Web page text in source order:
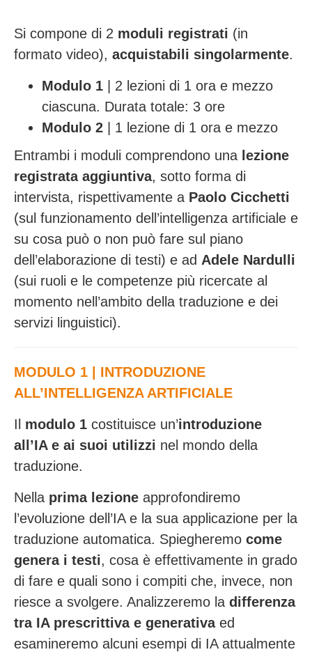
Si compone di 2 moduli registrati (in
formato video), acquistabili singolarmente.
Modulo 1
| 2 lezioni di 1 ora e mezzo
ciascuna. Durata totale: 3 ore
Modulo 2 | 1 lezione di 1 ora e mezzo
Entrambi i moduli comprendono una lezione
registrata aggiuntiva, sotto forma di
intervista, rispettivamente a Paolo Cicchetti
(sul funzionamento dell’intelligenza artificiale e
su cosa può o non può fare sul piano
dell’elaborazione di testi) e ad Adele Nardulli
(sui ruoli e le competenze più ricercate al
momento nell’ambito della traduzione e dei
servizi linguistici).
MODULO 1 | INTRODUZIONE
ALL’INTELLIGENZA ARTIFICIALE
Il modulo 1 costituisce un’introduzione
all’IA e ai suoi utilizzi nel mondo della
traduzione.
Nella prima lezione approfondiremo
l’evoluzione dell’IA e la sua applicazione per la
traduzione automatica. Spiegheremo come
genera i testi, cosa è effettivamente in grado
di fare e quali sono i compiti che, invece, non
riesce a svolgere. Analizzeremo la differenza
tra IA prescrittiva e generativaed
esamineremo alcuni esempi di IA attualmente